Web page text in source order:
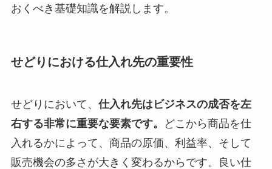
おくべき基礎知識を解説します。
せどりにおける仕入れ先の重要性
せどりにおいて、 仕入れ先はビジネスの成否を左
右する非常に重要な要素です。
どこから商品を仕
入れるかによって、商品の原価、利益率、そして
販売機会の多さが大きく変わるからです。良い仕